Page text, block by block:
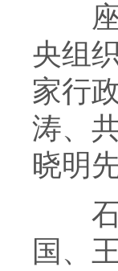
座
央组
家行
涛、
晓明
石
国、